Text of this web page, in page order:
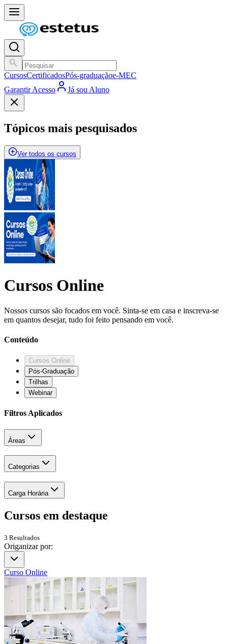
CursosCertificadosPós-graduaçãoe-MEC
Garantir Acesso
Já sou Aluno
Tópicos mais pesquisados
Ver todos os cursos
Cursos Online
Nossos cursos são focados em você. Sinta-se em casa e inscreva-se
em quantos desejar, tudo foi feito pensando em você.
Conteúdo
Cursos Online
Pós-Graduação
Trilhas
Webinar
Filtros Aplicados
Áreas
Categorias
Carga Horária
Cursos em destaque
3 Resultados
Origanizar por:
Curso Online